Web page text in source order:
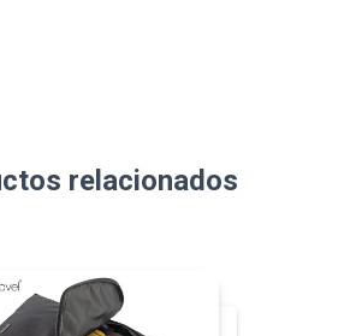
relacionados